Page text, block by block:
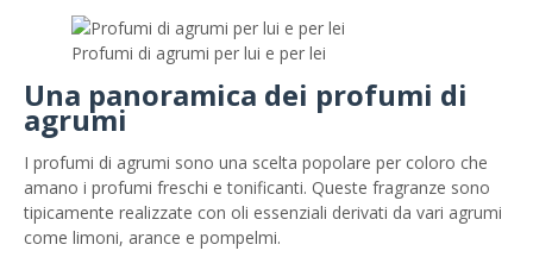
Profumi di agrumi per lui e per lei
Una panoramica dei profumi di
agrumi
I profumi di agrumi sono una scelta popolare per coloro che
amano i profumi freschi e tonificanti. Queste fragranze sono
tipicamente realizzate con oli essenziali derivati ​​da vari agrumi
come limoni, arance e pompelmi.